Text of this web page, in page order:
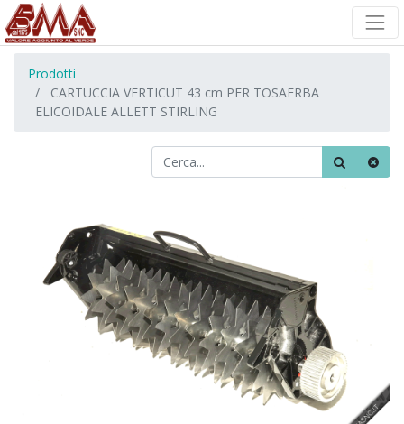
Prodotti
CARTUCCIA VERTICUT 43 cm PER TOSAERBA
ELICOIDALE ALLETT STIRLING